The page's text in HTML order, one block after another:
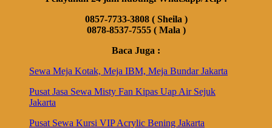
0857-7733-3808 ( Sheila )
0878-8537-7555 ( Mala )
Baca Juga :
Sewa Meja Kotak, Meja IBM, Meja Bundar Jakarta
Pusat Jasa Sewa Misty Fan Kipas Uap Air Sejuk
Jakarta
Pusat Sewa Kursi VIP Acrylic Bening Jakarta